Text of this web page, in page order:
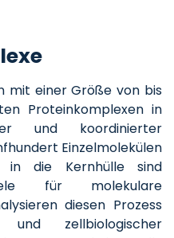
mit einer Größe von bis
Proteinkomplexen in
und koordinierter
Einzelmolekülen
in die Kernhülle sind
für molekulare
diesen Prozess
und zellbiologischer